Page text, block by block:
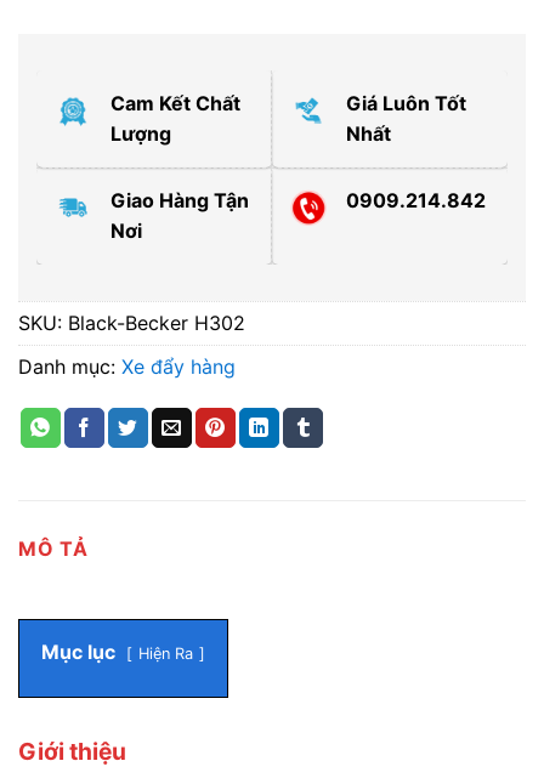
Cam Kết Chất
Lượng
Giá Luôn Tốt
Nhất
Giao Hàng Tận
Nơi
0909.214.842
SKU: Black-Becker H302
Danh mục: Xe đẩy hàng
MÔ TẢ
Mục lục Hiện Ra
Giới thiệu